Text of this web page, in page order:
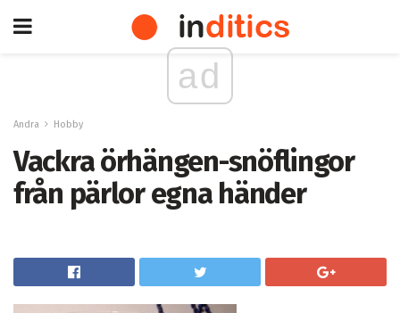
ad
Andra Hobby
Vackra örhängen-snöflingor
från pärlor egna händer